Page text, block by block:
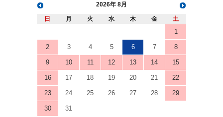
2026 8月
日 月 火 水 木 金 土
1
2 3 4 5 6 7 8
9 10 11 12 13 14 15
16 17 18 19 20 21 22
23 24 25 26 27 28 29
30
31